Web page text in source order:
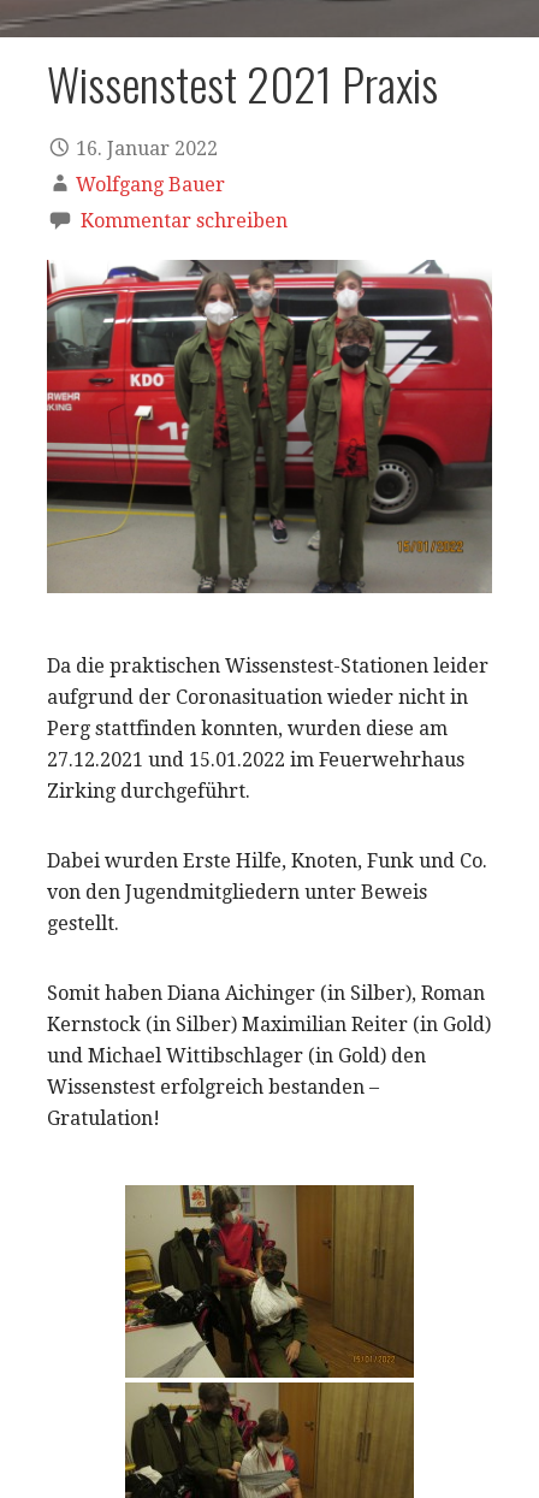
Wissenstest 2021 Praxis
16. Januar 2022
Wolfgang Bauer
Kommentar schreiben
Da die praktischen Wissenstest-Stationen leider
aufgrund der Coronasituation wieder nicht in
Perg stattfinden konnten, wurden diese am
27.12.2021 und 15.01.2022 im Feuerwehrhaus
Zirking durchgeführt.
Dabei wurden Erste Hilfe, Knoten, Funk und Co.
von den Jugendmitgliedern unter Beweis
gestellt.
Somit haben Diana Aichinger (in Silber), Roman
Kernstock (in Silber) Maximilian Reiter (in Gold)
und Michael Wittibschlager (in Gold) den
Wissenstest erfolgreich bestanden –
Gratulation!